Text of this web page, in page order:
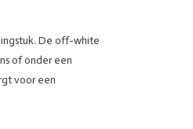
De off-white
of onder een
voor een